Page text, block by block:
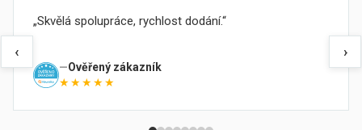
‹
Skvělá spolupráce, rychlost dodání.
Ověřený zákazník
★★★★★
›